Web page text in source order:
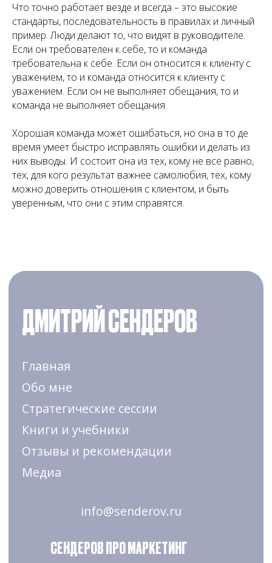
Что точно работает везде и всегда – это высокие
стандарты, последовательность в правилах и личный
пример. Люди делают то, что видят в руководителе.
Если он требователен к себе, то и команда
требовательна к себе. Если он относится к клиенту с
уважением, то и команда относится к клиенту с
уважением. Если он не выполняет обещания, то и
команда не выполняет обещания.
Хорошая команда может ошибаться, но она в то де
время умеет быстро исправлять ошибки и делать из
них выводы. И состоит она из тех, кому не все равно,
тех, для кого результат важнее самолюбия, тех, кому
можно доверить отношения с клиентом, и быть
уверенным, что они с этим справятся.